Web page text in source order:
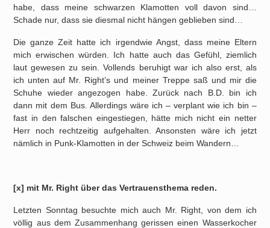
habe, dass meine schwarzen Klamotten voll davon sind…
Schade nur, dass sie diesmal nicht hängen geblieben sind…
Die ganze Zeit hatte ich irgendwie Angst, dass meine Eltern
mich erwischen würden. Ich hatte auch das Gefühl, ziemlich
laut gewesen zu sein. Vollends beruhigt war ich also erst, als
ich unten auf Mr. Right’s und meiner Treppe saß und mir die
Schuhe wieder angezogen habe. Zurück nach B.D. bin ich
dann mit dem Bus. Allerdings wäre ich – verplant wie ich bin –
fast in den falschen eingestiegen, hätte mich nicht ein netter
Herr noch rechtzeitig aufgehalten. Ansonsten wäre ich jetzt
nämlich in Punk-Klamotten in der Schweiz beim Wandern…
[x] mit Mr. Right über das Vertrauensthema reden.
Letzten Sonntag besuchte mich auch Mr. Right, von dem ich
völlig aus dem Zusammenhang gerissen einen Wasserkocher